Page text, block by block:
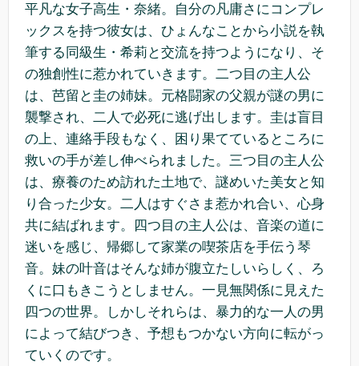
平凡な女子高生・奈緒。自分の凡庸さにコンプレ
ックスを持つ彼女は、ひょんなことから小説を執
筆する同級生・希莉と交流を持つようになり、そ
の独創性に惹かれていきます。二つ目の主人公
は、芭留と圭の姉妹。元格闘家の父親が謎の男に
襲撃され、二人で必死に逃げ出します。圭は盲目
の上、連絡手段もなく、困り果てているところに
救いの手が差し伸べられました。三つ目の主人公
は、療養のため訪れた土地で、謎めいた美女と知
り合った少女。二人はすぐさま惹かれ合い、心身
共に結ばれます。四つ目の主人公は、音楽の道に
迷いを感じ、帰郷して家業の喫茶店を手伝う琴
音。妹の叶音はそんな姉が腹立たしいらしく、ろ
くに口もきこうとしません。一見無関係に見えた
四つの世界。しかしそれらは、暴力的な一人の男
によって結びつき、予想もつかない方向に転がっ
ていくのです。